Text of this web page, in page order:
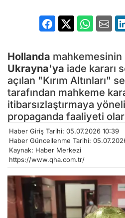
Hollanda mahkemesinin
Ukrayna'ya iade kararı
açılan "Kırım Altınları"
tarafından mahkeme
itibarsızlaştırmaya
propaganda faaliyeti
Haber Giriş Tarihi: 05.07.2026 10:39
Haber Güncellenme Tarihi:
Kaynak: Haber Merkezi
https://www.qha.com.tr/